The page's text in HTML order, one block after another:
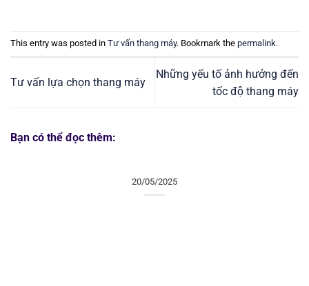
This entry was posted in Tư vấn thang máy. Bookmark the permalink.
Tư vấn lựa chọn thang máy
Những yếu tố ảnh hưởng đến
tốc độ thang máy
Bạn có thể đọc thêm:
20/05/2025